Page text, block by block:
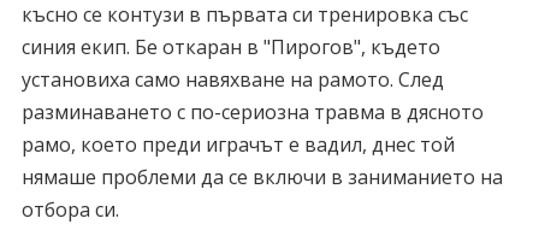
късно се контузи в първата си тренировка със
синия екип. Бе откаран в "Пирогов", където
установиха само навяхване на рамото. След
разминаването с по-сериозна травма в дясното
рамо, което преди играчът е вадил, днес той
нямаше проблеми да се включи в заниманието на
отбора си.